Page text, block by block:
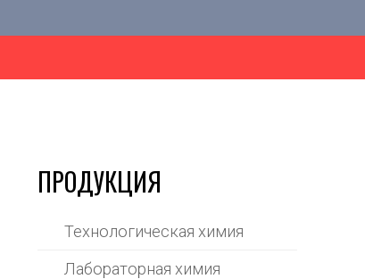
ПРОДУКЦИЯ
Технологическая химия
Лабораторная химия